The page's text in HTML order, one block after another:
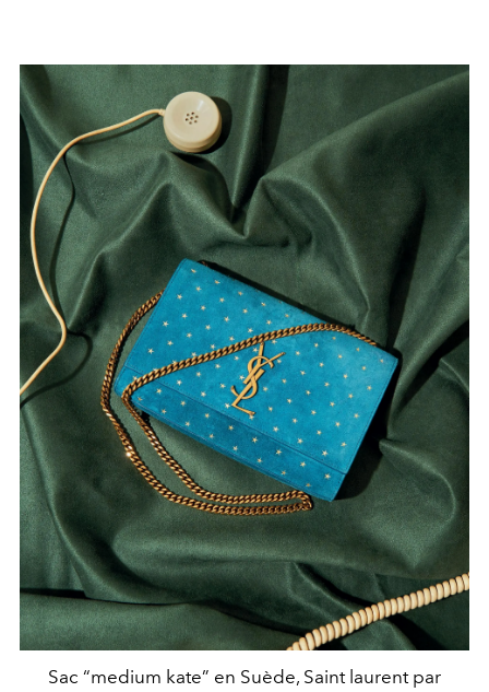
Sac “medium kate” en Suède, Saint laurent par